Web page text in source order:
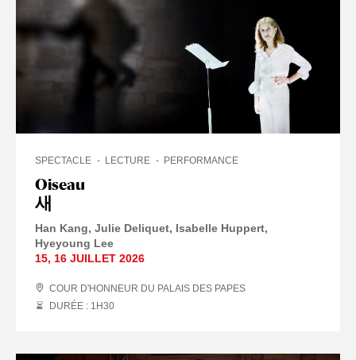
Oiseau
새
SPECTACLE LECTURE PERFORMANCE
Han Kang Julie Deliquet Isabelle Huppert
Hyeyoung Lee
15, 16 JUILLET 2026
COUR D'HONNEUR DU PALAIS DES PAPES
DURÉE : 1 H30